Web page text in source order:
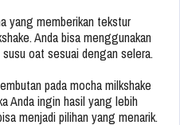
yang memberikan tekstur
Anda bisa menggunakan
oat sesuai dengan selera.
pada mocha milkshake
Anda ingin hasil yang lebih
menjadi pilihan yang menarik.